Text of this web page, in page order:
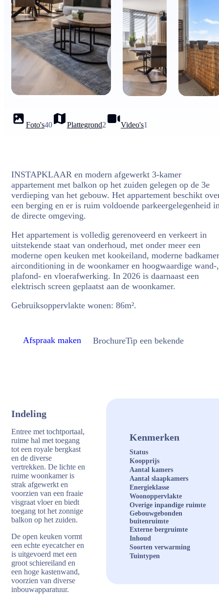
Foto's40 Plattegrond2 Video's1
INSTAPKLAAR en modern afgewerkt 3-kamer
appartement met balkon op het zuiden gelegen op de 3e
verdieping van het gebouw. Het appartement beschikt
een berging en er is ruim voldoende parkeergelegenheid
de directe omgeving.
Het appartement is volledig gerenoveerd en verkeert in
uitstekende staat van onderhoud, met onder meer een
moderne open keuken met kookeiland, moderne
airconditioning in de woonkamer en hoogwaardige wand-,
plafond- en vloerafwerking. In 2026 is daarnaast een
elektrisch screen geplaatst aan de woonkamer.
Gebruiksoppervlakte wonen: 86m².
Afspraak maken BrochureTip een bekende
Indeling
Entree met tochtportaal,
ruime hal met toegang
tot een royale bergkast
en de diverse
vertrekken. De lichte en
ruime woonkamer is
strak afgewerkt en
voorzien van een fraaie
visgraat vloer en biedt
toegang tot het zonnige
balkon op het zuiden.
De open keuken vormt
een echte eyecatcher en
is uitgevoerd met een
groot schiereiland en
een hoge kastenwand,
voorzien van diverse
inbouwapparatuur.
Kenmerken
Status
Koopprijs
Aantal kamers
Aantal slaapkamers
Energieklasse
Woonoppervlakte
Overige inpandige ruimte
Gebouwgebonden
buitenruimte
Externe bergruimte
Inhoud
Soorten verwarming
Tuintypen